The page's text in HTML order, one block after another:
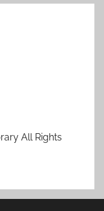
All Rights